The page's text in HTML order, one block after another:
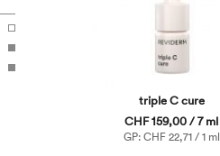
triple C cure
CHF 159,00 / 7 ml
GP: CHF 22,71 / 1 ml